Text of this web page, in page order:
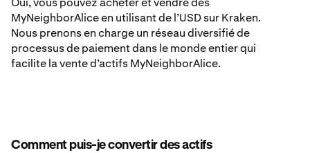
MyNeighborAlice en utilisant de l’USD sur Kraken.
Nous prenons en charge un réseau diversifié de
processus de paiement dans le monde entier qui
facilite la vente d’actifs MyNeighborAlice.
Comment puis-je convertir des actifs